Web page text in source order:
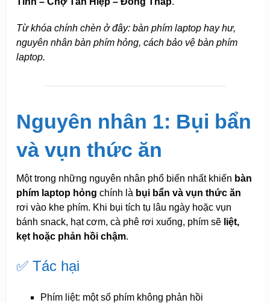
Từ khóa chính chèn ở đây: bàn phím laptop hay hư,
nguyên nhân bàn phím hỏng, cách bảo vệ bàn phím
laptop.
Nguyên nhân 1: Bụi bẩn
và vụn thức ăn
Một trong những nguyên nhân phổ biến nhất khiến bàn
phím laptop hỏng chính là bụi bẩn và vụn thức ăn
rơi vào khe phím. Khi bụi tích tụ lâu ngày hoặc vụn
bánh snack, hạt cơm, cà phê rơi xuống, phím sẽ liệt,
kẹt hoặc phản hồi chậm.
✅ Tác hại
Phím liệt: một số phím không phản hồi